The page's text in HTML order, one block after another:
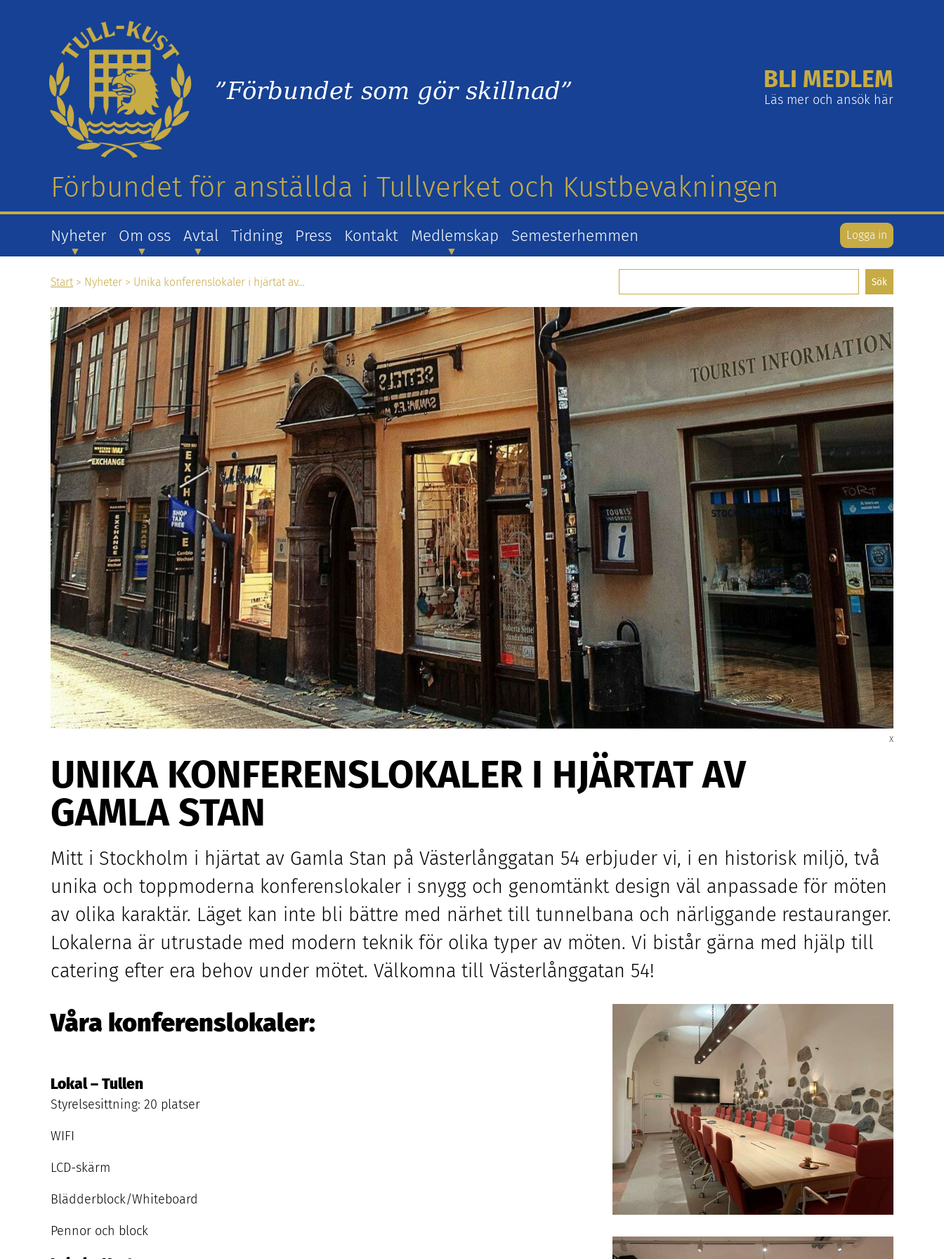
”Förbundet som gör skillnad” BLI MEDLEM
Läs mer och ansök här
Förbundet för anställda i Tullverket och Kustbevakningen
Nyheter Om oss Avtal Tidning Press Kontakt Medlemskap Semesterhemmen Logga in
Start > Nyheter > Unika konferenslokaler i hjärtat av…
x
UNIKA KONFERENSLOKALER I HJÄRTAT AV
GAMLA STAN
Mitt i Stockholm i hjärtat av Gamla Stan på Västerlånggatan 54 erbjuder vi, i en historisk miljö, två
unika och toppmoderna konferenslokaler i snygg och genomtänkt design väl anpassade för möten
av olika karaktär. Läget kan inte bli bättre med närhet till tunnelbana och närliggande restauranger.
Lokalerna är utrustade med modern teknik för olika typer av möten. Vi bistår gärna med hjälp till
catering efter era behov under mötet. Välkomna till Västerlånggatan 54!
Våra konferenslokaler:
Lokal – Tullen
Styrelsesittning: 20 platser
WIFI
LCD-skärm
Blädderblock/​Whiteboard
Pennor och block